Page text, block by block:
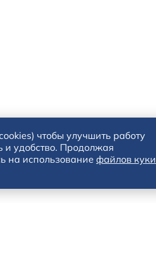
чтобы улучшить работу
и удобство. Продолжая
на использование файлов куки